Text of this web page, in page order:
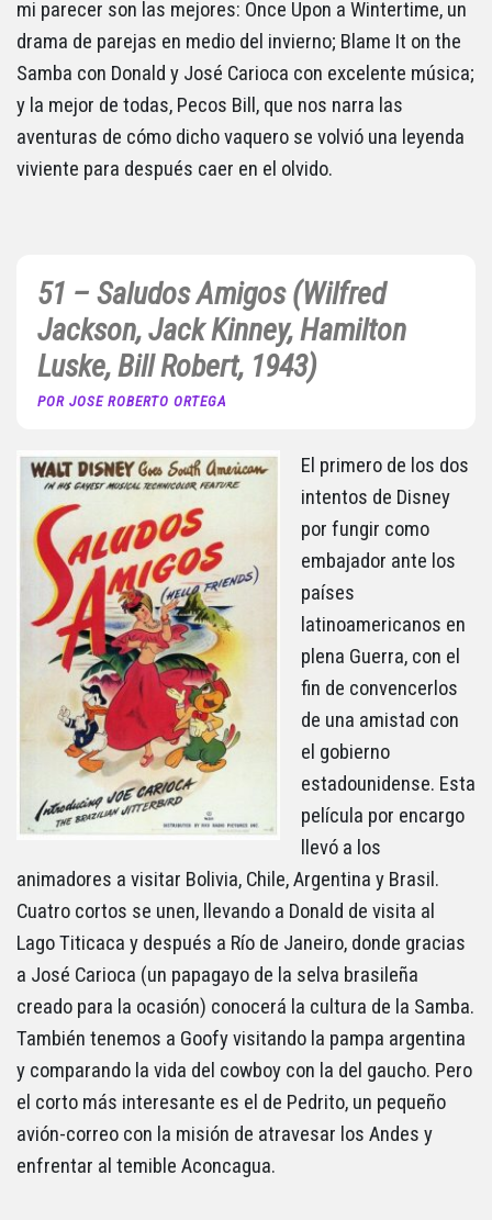
mi parecer son las mejores: Once Upon a Wintertime, un
drama de parejas en medio del invierno; Blame It on the
Samba con Donald y José Carioca con excelente música;
y la mejor de todas, Pecos Bill, que nos narra las
aventuras de cómo dicho vaquero se volvió una leyenda
viviente para después caer en el olvido.
51 – Saludos Amigos (Wilfred
Jackson, Jack Kinney, Hamilton
Luske, Bill Robert, 1943)
POR JOSE ROBERTO ORTEGA
El primero de los dos
intentos de Disney
por fungir como
embajador ante los
países
latinoamericanos en
plena Guerra, con el
fin de convencerlos
de una amistad con
el gobierno
estadounidense. Esta
película por encargo
llevó a los
animadores a visitar Bolivia, Chile, Argentina y Brasil.
Cuatro cortos se unen, llevando a Donald de visita al
Lago Titicaca y después a Río de Janeiro, donde gracias
a José Carioca (un papagayo de la selva brasileña
creado para la ocasión) conocerá la cultura de la Samba.
También tenemos a Goofy visitando la pampa argentina
y comparando la vida del cowboy con la del gaucho. Pero
el corto más interesante es el de Pedrito, un pequeño
avión-correo con la misión de atravesar los Andes y
enfrentar al temible Aconcagua.